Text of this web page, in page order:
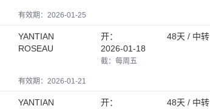
有效期：2026-01-25
YANTIAN
ROSEAU
开：
2026-01-18
截：每周五
48天 / 中转
有效期：2026-01-21
YANTIAN
开：
48天 / 中转